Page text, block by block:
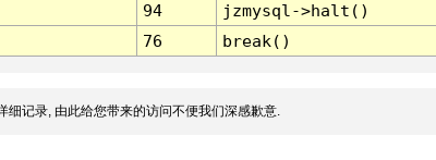
94
jzmysql->halt()
76 break()
细记录, 由此给您带来的访问不便我们深感歉意.